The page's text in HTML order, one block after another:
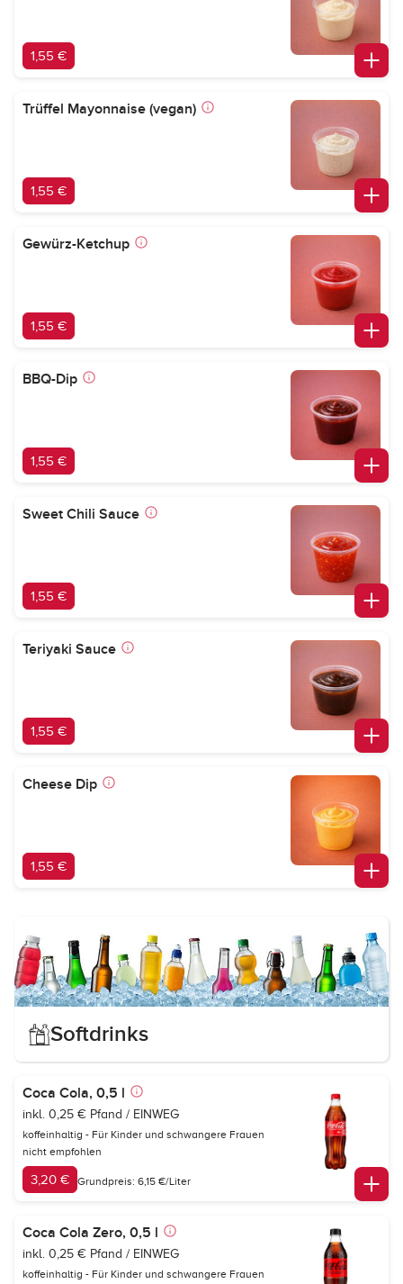
1,55 €
Trüffel Mayonnaise (vegan)
1,55 €
Gewürz-Ketchup
1,55 €
BBQ-Dip
1,55 €
Sweet Chili Sauce
1,55 €
Teriyaki Sauce
1,55 €
Cheese Dip
1,55 €
Softdrinks
Coca Cola, 0,5 l
inkl. 0,25 € Pfand / EINWEG
koffeinhaltig - Für Kinder und schwangere Frauen
nicht empfohlen
3,20 € Grundpreis: 6,15 €/Liter
Coca Cola Zero, 0,5 l
inkl. 0,25 € Pfand / EINWEG
koffeinhaltig - Für Kinder und schwangere Frauen